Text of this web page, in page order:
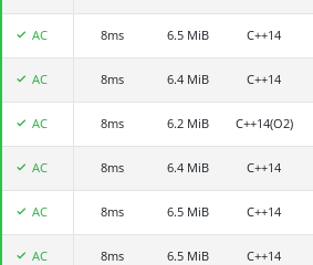
AC 尤然
8ms 6.5 MiB C++14
AC 赵阳
8ms 6.4 MiB C++14
AC fanghuanxiang
8ms 6.2 MiB C++14(O2)
AC 汪知辰
8ms 6.4 MiB C++14
AC 曹可睿
8ms 6.5 MiB C++14
AC 杨宇轩
8ms 6.5 MiB C++14